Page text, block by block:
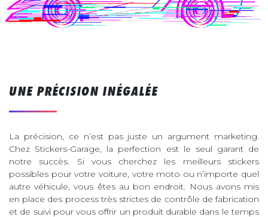
UNE PRÉCISION INÉGALÉE
La précision, ce n’est pas juste un argument marketing.
Chez Stickers-Garage, la perfection est le seul garant de
notre succès. Si vous cherchez les meilleurs stickers
possibles pour votre voiture, votre moto ou n’importe quel
autre véhicule, vous êtes au bon endroit. Nous avons mis
en place des process très strictes de contrôle de fabrication
et de suivi pour vous offrir un produit durable dans le temps